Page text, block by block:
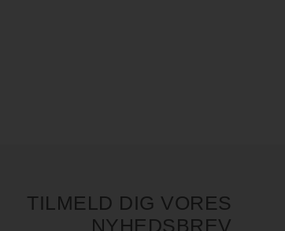
TILMELD DIG VORES
NYHEDSBREV